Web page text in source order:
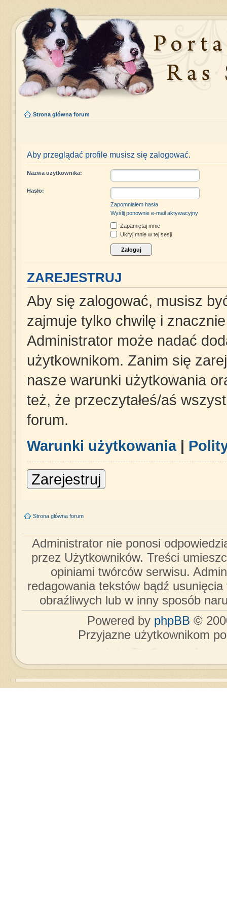
Strona główna forum
Aby przeglądać profile musisz się zalogować.
Nazwa użytkownika:
Hasło:
Zapomniałem hasła
Wyślij ponownie e-mail aktywacyjny
Zapamiętaj mnie
Ukryj mnie w tej sesji
ZAREJESTRUJ
Aby się zalogować, musisz
zajmuje tylko chwilę i
Administrator może nadać
użytkownikom. Zanim się
nasze warunki użytkowania
też, że przeczytałeś/aś
forum.
Warunki użytkowania|
Zarejestruj
Strona główna forum
Administrator nie ponosi
przez Użytkowników. Treści
opiniami twórców serwisu.
redagowania tekstów bądź
obraźliwych lub w inny sposób
Powered by phpBB ©
Przyjazne użytkownikom